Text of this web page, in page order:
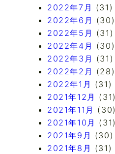
2022年7月 (31)
2022年6月 (30)
2022年5月 (31)
2022年4月 (30)
2022年3月 (31)
2022年2月 (28)
2022年1月 (31)
2021年12月 (31)
2021年11月 (30)
2021年10月 (31)
2021年9月 (30)
2021年8月 (31)